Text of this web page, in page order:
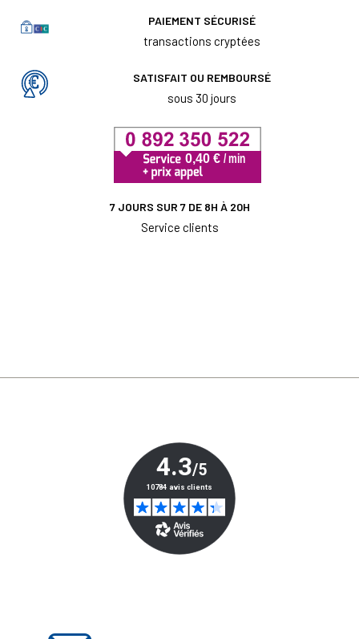
PAIEMENT SÉCURISÉ
transactions cryptées
SATISFAIT OU REMBOURSÉ
sous 30 jours
7 JOURS SUR 7 DE 8H À 20H
Service clients